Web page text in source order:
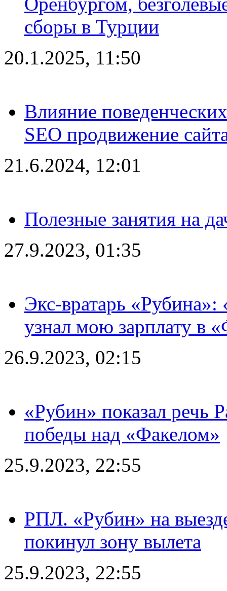
сборы в Турции
20.1.2025, 11:50
Влияние
SEO продвижение
21.6.2024, 12:01
Полезные занятия на
27.9.2023, 01:35
Экс-вратарь «Рубина»:
узнал мою зарплату в
26.9.2023, 02:15
«Рубин» показал речь
победы над «Факелом»
25.9.2023, 22:55
РПЛ. «Рубин» на
покинул зону вылета
25.9.2023, 22:55